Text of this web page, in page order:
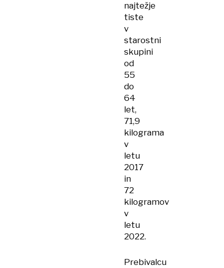
najtežje
tiste
v
starostni
skupini
od
55
do
64
let,
71,9
kilograma
v
letu
2017
in
72
kilogramov
v
letu
2022.
Prebivalcu